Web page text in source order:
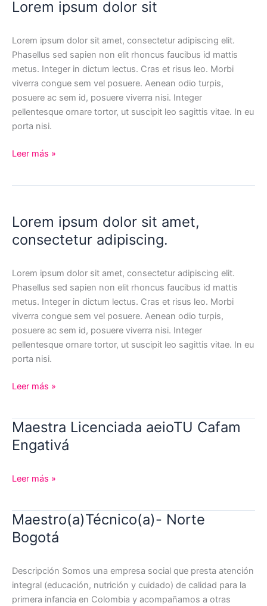
consectetur
Lorem ipsum dolor sit
Lorem ipsum dolor sit amet, consectetur adipiscing elit.
Phasellus sed sapien non elit rhoncus faucibus id mattis
metus. Integer in dictum lectus. Cras et risus leo. Morbi
viverra congue sem vel posuere. Aenean odio turpis,
posuere ac sem id, posuere viverra nisi. Integer
pellentesque ornare tortor, ut suscipit leo sagittis vitae. In eu
porta nisi.
Lorem
Leer más »
Lorem ipsum dolor sit amet,
consectetur adipiscing.
Lorem ipsum dolor sit amet, consectetur adipiscing elit.
Phasellus sed sapien non elit rhoncus faucibus id mattis
metus. Integer in dictum lectus. Cras et risus leo. Morbi
viverra congue sem vel posuere. Aenean odio turpis,
posuere ac sem id, posuere viverra nisi. Integer
pellentesque ornare tortor, ut suscipit leo sagittis vitae. In eu
porta nisi.
Lorem
sit
amet,
Leer más »
Maestra Licenciada aeioTU Cafam
Engativá
Maestra
Cafam
Engativá
Leer más »
Maestro(a)Técnico(a)- Norte
Bogotá
Descripción Somos una empresa social que presta atención
integral (educación, nutrición y cuidado) de calidad para la
primera infancia en Colombia y acompañamos a otras